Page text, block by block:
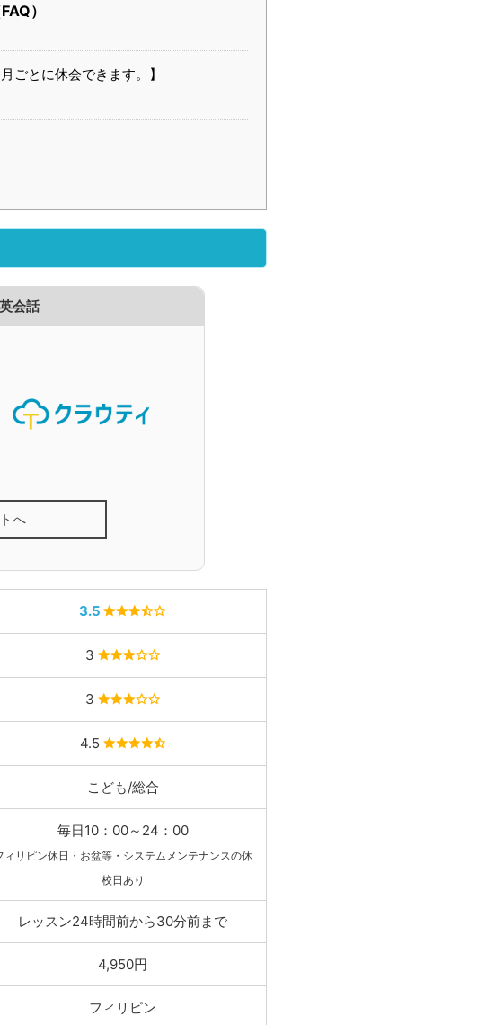
）
ごとに休会できます。】
会話
へ
3.5
3
3
4.5
こども/総合
毎日10：00～24：00
ィリピン休日・お盆等・システムメンテナンスの休
校日あり
レッスン24時間前から30分前まで
4,950円
フィリピン